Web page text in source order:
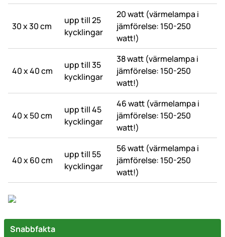
30 x 30 cm
upp till 25
kycklingar
20 watt (värmelampa i
jämförelse: 150-250
watt!)
40 x 40 cm
upp till 35
kycklingar
38 watt (värmelampa i
jämförelse: 150-250
watt!)
40 x 50 cm
upp till 45
kycklingar
46 watt (värmelampa i
jämförelse: 150-250
watt!)
40 x 60 cm
upp till 55
kycklingar
56 watt (värmelampa i
jämförelse: 150-250
watt!)
Snabbfakta